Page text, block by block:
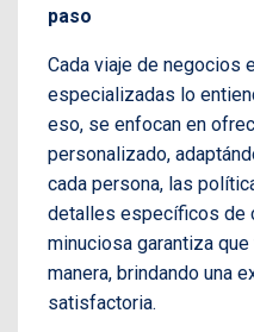
paso
Cada viaje de negocios
especializadas lo
eso, se enfocan en
personalizado,
cada persona, las
detalles específicos de
minuciosa garantiza
manera, brindando una
satisfactoria.